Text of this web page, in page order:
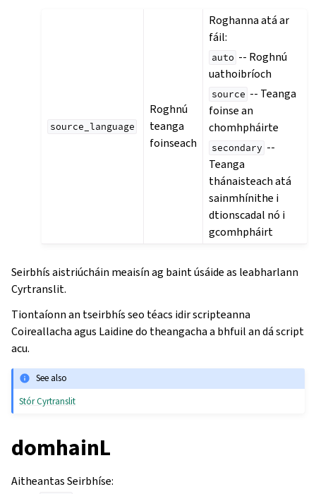
source_language
Roghnú
teanga
foinseach
Roghanna atá ar
fáil:
auto -- Roghnú
uathoibríoch
source -- Teanga
foinse an
chomhpháirte
secondary --
Teanga
thánaisteach atá
sainmhínithe i
dtionscadal nó i
gcomhpháirt
Seirbhís aistriúcháin meaisín ag baint úsáide as leabharlann
Cyrtranslit.
Tiontaíonn an tseirbhís seo téacs idir scripteanna
Coireallacha agus Laidine do theangacha a bhfuil an dá script
acu.
See also
Stór Cyrtranslit
domhainL
Aitheantas Seirbhíse: